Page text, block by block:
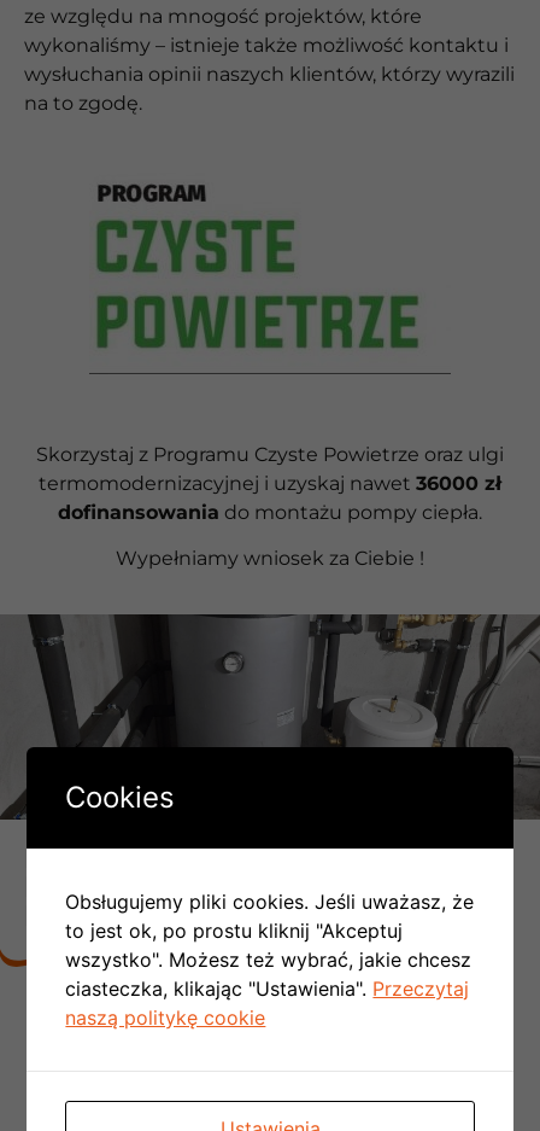
ze względu na mnogość projektów, które
wykonaliśmy – istnieje także możliwość kontaktu i
wysłuchania opinii naszych klientów, którzy wyrazili
na to zgodę.
Skorzystaj z Programu Czyste Powietrze oraz ulgi
termomodernizacyjnej i uzyskaj nawet 36000 zł
dofinansowania do montażu pompy ciepła.
Wypełniamy wniosek za Ciebie !
DLACZEGO LICZBA MONTAŻY
PC W POLSCE COROCZNIE SIĘ
PODWAJA:
Nie ma konieczności tworzenia kotłowni,
wentylacyjnych czyli obniżamy koszt budowy
domu
Cookies
Obsługujemy pliki cookies. Jeśli uważasz, że
to jest ok, po prostu kliknij "Akceptuj
wszystko". Możesz też wybrać, jakie chcesz
ciasteczka, klikając "Ustawienia". Przeczytaj
naszą politykę cookie